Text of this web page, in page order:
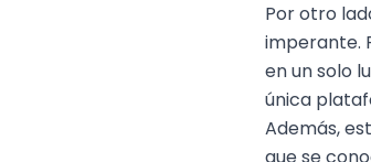
Por otro
imperante.
en un solo
única
Además,